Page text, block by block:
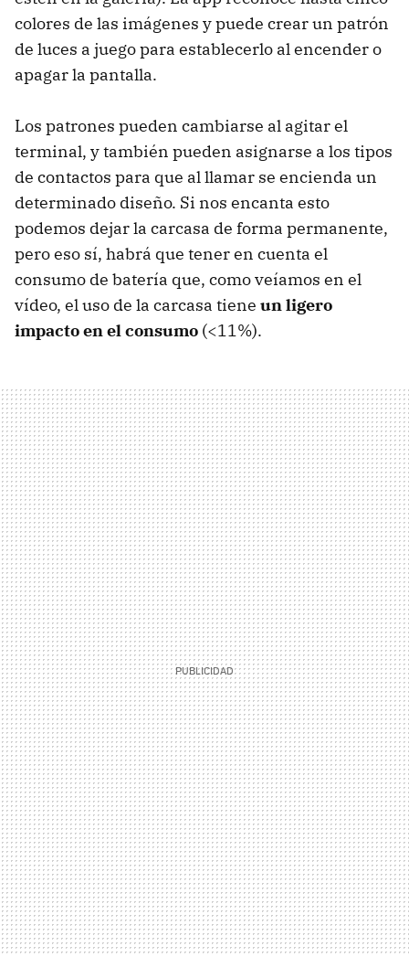
colores de las imágenes y puede crear un patrón
de luces a juego para establecerlo al encender o
apagar la pantalla.
Los patrones pueden cambiarse al agitar el
terminal, y también pueden asignarse a los tipos
de contactos para que al llamar se encienda un
determinado diseño. Si nos encanta esto
podemos dejar la carcasa de forma permanente,
pero eso sí, habrá que tener en cuenta el
consumo de batería que, como veíamos en el
vídeo, el uso de la carcasa tiene un ligero
impacto en el consumo (<11%).